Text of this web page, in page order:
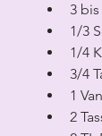
3
1/3
1/4
3/4
1
2